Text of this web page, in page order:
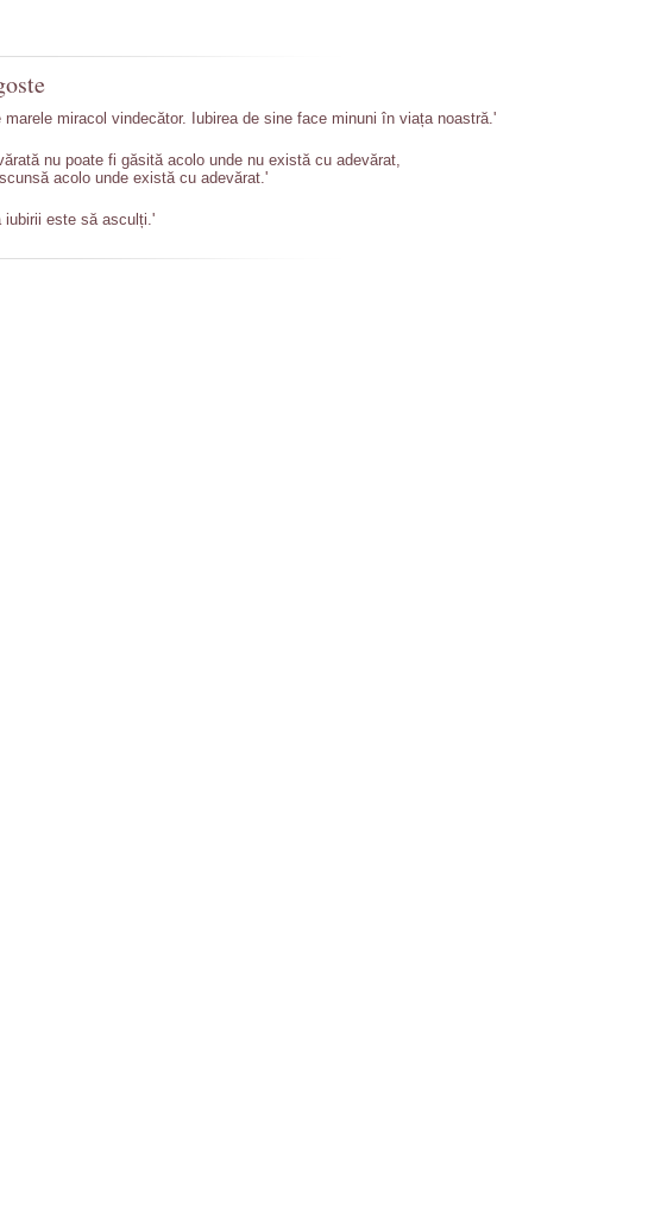
marele miracol vindecător. Iubirea de sine face minuni în viața noastră.'
nu poate fi găsită acolo unde nu există cu adevărat,
acolo unde există cu adevărat.'
iubirii este să asculți.'